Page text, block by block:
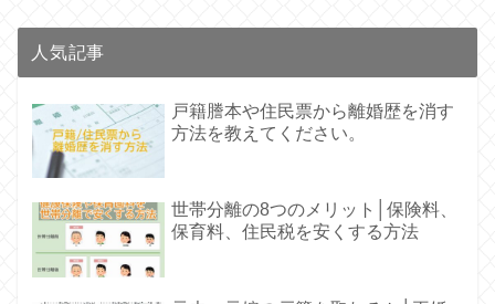
人気記事
戸籍謄本や住民票から離婚歴を消す
方法を教えてください。
世帯分離の8つのメリット│保険料、
保育料、住民税を安くする方法